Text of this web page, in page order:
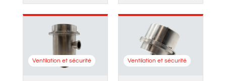
Ventilation et sécurité Ventilation et sécurité